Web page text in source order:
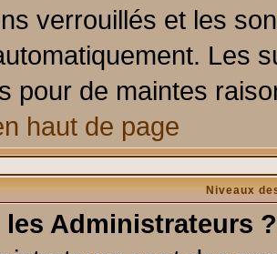
verrouillés et les
Les
pour de maintes
haut de page
Niveaux
Administrateurs ?